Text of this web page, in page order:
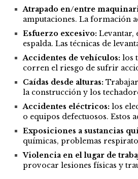
Atrapado en/entre
amputaciones. La formación
Esfuerzo excesivo: Levantar,
espalda. Las técnicas de
Accidentes de vehículos: los
corren el riesgo de sufrir
Caídas desde alturas:
la construcción y los
Accidentes eléctricos: los
o equipos defectuosos. Estos
Exposiciones a sustancias
químicas, problemas
Violencia en el lugar de
provocar lesiones físicas y